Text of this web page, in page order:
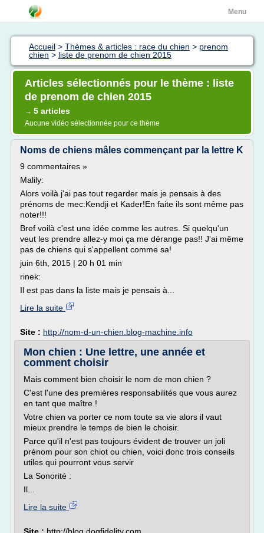
Menu
Accueil > Thèmes & articles : race du chien > prenom
chien > liste de prenom de chien 2015
Articles sélectionnés pour le thème : liste
de prenom de chien 2015
→ 5 articles
Aucune vidéo sélectionnée pour ce thème
Noms de chiens mâles commençant par la lettre K
9 commentaires »
Malily:
Alors voilà j'ai pas tout regarder mais je pensais à des
prénoms de mec:Kendji et Kader!En faite ils sont même pas
noter!!!
Bref voilà c'est une idée comme les autres. Si quelqu'un
veut les prendre allez-y moi ça me dérange pas!! J'ai même
pas de chiens qui s'appellent comme sa!
juin 6th, 2015 | 20 h 01 min
rinek:
Il est pas dans la liste mais je pensais à...
Lire la suite
Site : http://nom-d-un-chien.blog-machine.info
Mon chien : Une lettre, une année et
comment choisir
Mais comment bien choisir le nom de mon chien ?
C'est l'une des premières responsabilités que vous aurez
en tant que maître !
Votre chien va porter ce nom toute sa vie alors il vaut
mieux prendre le temps de bien le choisir.
Parce qu'il n'est pas toujours évident de trouver un joli
prénom pour son chiot ou chien, voici donc trois conseils
utiles qui pourront vous servir
La Sonorité :
Il...
Lire la suite